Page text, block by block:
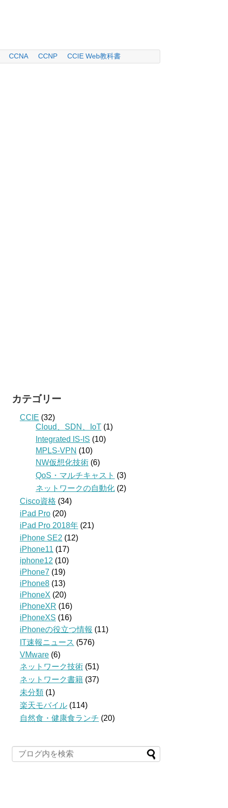
CCNA CCNP CCIE Web教科書
カテゴリー
CCIE (32)
Cloud、SDN、IoT (1)
Integrated IS-IS (10)
MPLS-VPN (10)
NW仮想化技術 (6)
QoS・マルチキャスト (3)
ネットワークの自動化 (2)
Cisco資格 (34)
iPad Pro (20)
iPad Pro 2018年 (21)
iPhone SE2 (12)
iPhone11 (17)
iphone12 (10)
iPhone7 (19)
iPhone8 (13)
iPhoneX (20)
iPhoneXR (16)
iPhoneXS (16)
iPhoneの役立つ情報 (11)
IT速報ニュース (576)
VMware (6)
ネットワーク技術 (51)
ネットワーク書籍 (37)
未分類 (1)
楽天モバイル (114)
自然食・健康食ランチ (20)